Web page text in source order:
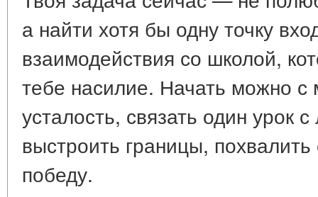
а найти хотя бы одну точку
взаимодействия со школой,
тебе насилие. Начать можно с
усталость, связать один урок
выстроить границы,
победу.